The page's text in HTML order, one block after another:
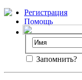
Регистрация
Помощь
Запомнить?